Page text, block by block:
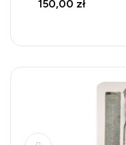
150,00 zł